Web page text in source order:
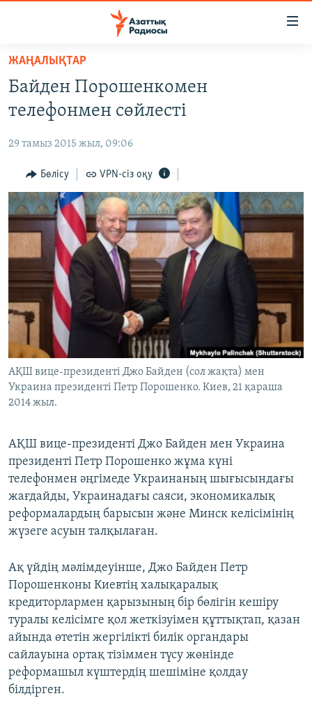
Skip
main
content
to
Navigation
Skip
to
Search
САЯСАТ
AZATTYQTV
ҚАҢТАР ОҚИҒАСЫ
АДАМ ҚҰҚЫҚТАРЫ
ӘЛЕУМЕТ
ӘЛЕМ
АРНАЙЫ ЖОБАЛАР
Русский
ЖАЗЫЛЫҢЫЗ
Басқа тілдерде
ЖАҢАЛЫҚТАР
Байден Порошенкомен
телефонмен сөйлесті
29 тамыз 2015 жыл, 09:06
Бөлісу VPN-сіз оқу
АҚШ вице-президенті Джо Байден (сол жақта) мен
Украина президенті Петр Порошенко. Киев, 21 қараша
2014 жыл.
АҚШ вице-президенті Джо Байден мен Украина
президенті Петр Порошенко жұма күні
телефонмен әңгімеде Украинаның шығысындағы
жағдайды, Украинадағы саяси, экономикалық
реформалардың барысын және Минск келісімінің
жүзеге асуын талқылаған.
Ақ үйдің мәлімдеуінше, Джо Байден Петр
Порошенконы Киевтің халықаралық
кредиторлармен қарызының бір бөлігін кешіру
туралы келісімге қол жеткізуімен құттықтап, қазан
айында өтетін жергілікті билік органдары
сайлауына ортақ тізіммен түсу жөнінде
реформашыл күштердің шешіміне қолдау
білдірген.